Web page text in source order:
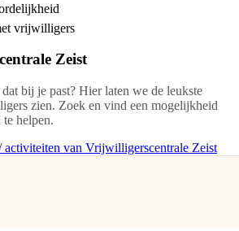
vrijwilligers
Zeist
bij je past? Hier laten we de leukste
zien. Zoek en vind een mogelijkheid
te helpen.
activiteiten van Vrijwilligerscentrale Zeist